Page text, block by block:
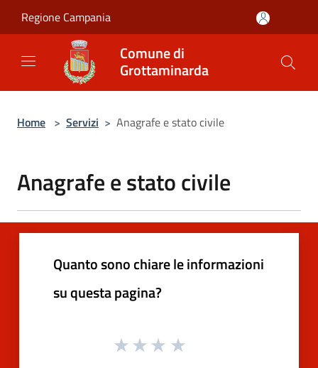
Regione Campania
Comune di
Grottaminarda
Home > Servizi > Anagrafe e stato civile
Anagrafe e stato civile
Quanto sono chiare le informazioni
su questa pagina?